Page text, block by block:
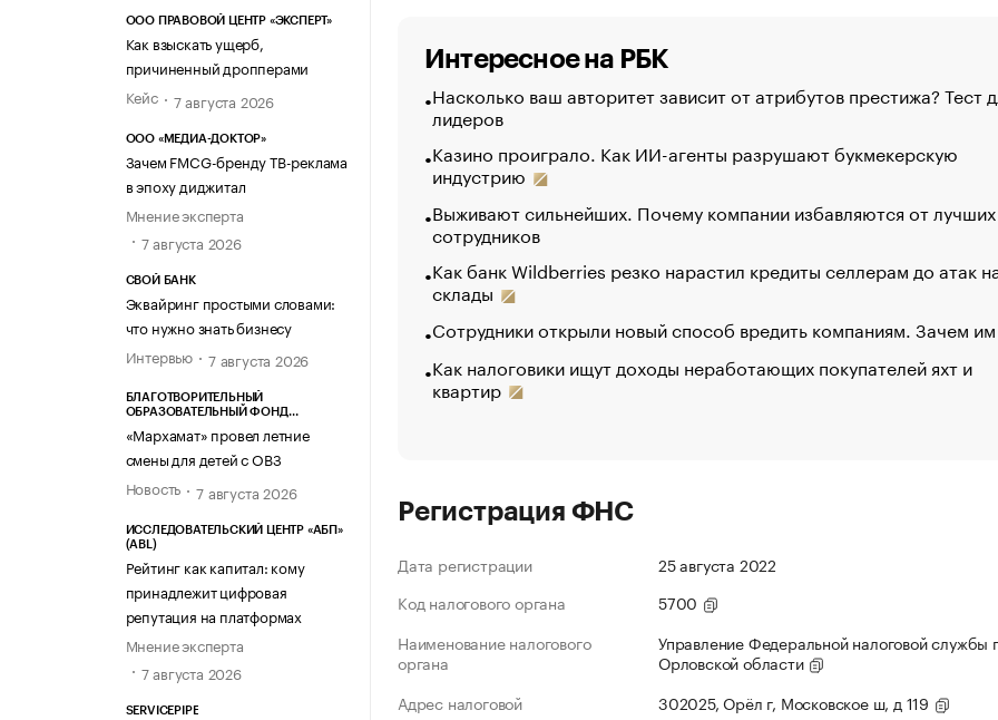
ООО ПРАВОВОЙ ЦЕНТР «ЭКСПЕРТ»
Как взыскать ущерб,
причиненный дропперами
Кейс
7 августа 2026
ООО «МЕДИА-ДОКТОР»
Зачем FMCG-бренду ТВ-реклама
в эпоху диджитал
Мнение эксперта
7 августа 2026
СВОЙ БАНК
Эквайринг простыми словами:
что нужно знать бизнесу
Интервью
7 августа 2026
БЛАГОТВОРИТЕЛЬНЫЙ
ОБРАЗОВАТЕЛЬНЫЙ ФОНД
«Мархамат» провел летние
смены для детей с ОВЗ
Новость
7 августа 2026
ИССЛЕДОВАТЕЛЬСКИЙ ЦЕНТР «АБП»
(ABL)
Рейтинг как капитал: кому
принадлежит цифровая
репутация на платформах
Мнение эксперта
7 августа 2026
SERVICEPIPE
Интересное на РБК
Насколько ваш авторитет зависит от атрибутов престижа? Тест
лидеров
Казино проиграло. Как ИИ-агенты разрушают букмекерскую
индустрию
Выживают сильнейших. Почему компании избавляются от лучших
сотрудников
Как банк Wildberries резко нарастил кредиты селлерам до атак
склады
Сотрудники открыли новый способ вредить компаниям. Зачем
Как налоговики ищут доходы неработающих покупателей яхт и
квартир
Регистрация ФНС
Дата регистрации
25 августа 2022
Код налогового органа
5700
Наименование налогового
органа
Управление Федеральной налоговой службы
Орловской области
Адрес налоговой
302025, Орёл г, Московское ш, д 119